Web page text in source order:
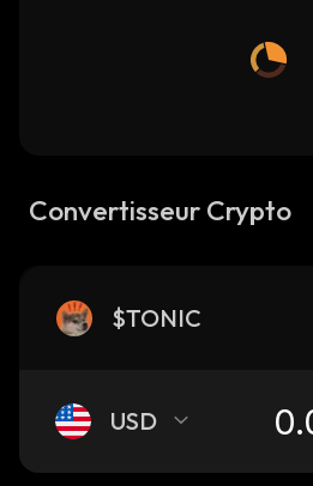
Convertisseur Crypto
$TONIC
USD